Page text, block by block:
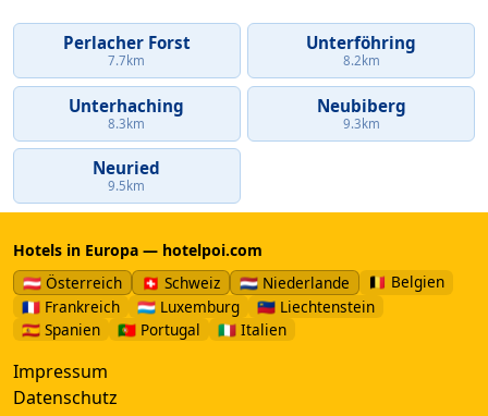
Perlacher Forst
7.7km
Unterföhring
8.2km
Unterhaching
8.3km
Neubiberg
9.3km
Neuried
9.5km
Hotels in Europa — hotelpoi.com
🇦🇹 Österreich
🇨🇭 Schweiz 🇳🇱 Niederlande
🇧🇪 Belgien
🇫🇷 Frankreich
🇱🇺 Luxemburg
🇱🇮 Liechtenstein
🇪🇸 Spanien
🇵🇹 Portugal 🇮🇹 Italien
Impressum
Datenschutz